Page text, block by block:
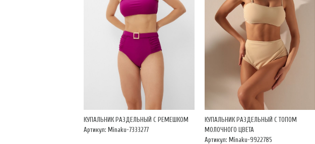
КУПАЛЬНИК РАЗДЕЛЬНЫЙ С РЕМЕШКОМ
Артикул: Minaku-7333277
КУПАЛЬНИК РАЗДЕЛЬНЫЙ С ТОПОМ
МОЛОЧНОГО ЦВЕТА
Артикул: Minaku-9922785